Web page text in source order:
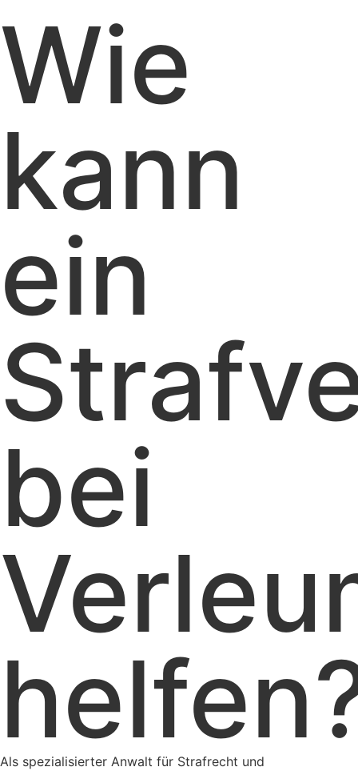
Wie
kann
ein
bei
Als spezialisierter Anwalt für Strafrecht und